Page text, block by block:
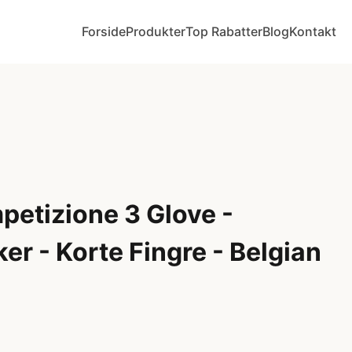
ForsideProdukterTop RabatterBlogKontakt
3 Glove -
- Korte Fingre - Belgian